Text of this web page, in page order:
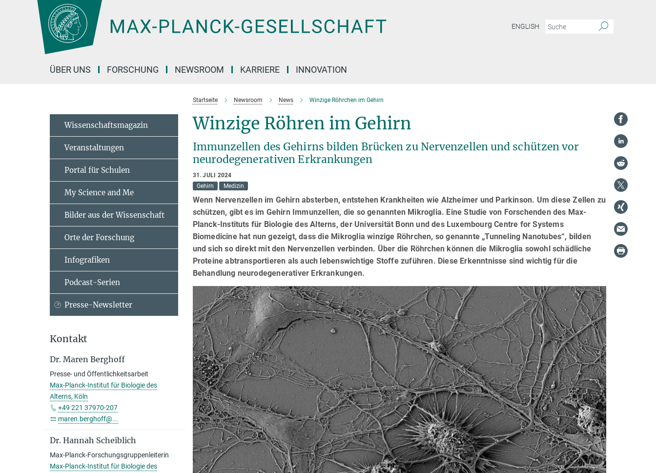
Hauptinhalt
ENGLISH
ÜBER UNS FORSCHUNG NEWSROOM KARRIERE INNOVATION
Startseite Newsroom News Winzige Röhrchen im Gehirn
Winzige Röhren im Gehirn
Immunzellen des Gehirns bilden Brücken zu Nervenzellen und schützen vor
neurodegenerativen Erkrankungen
31. JULI 2024
Gehirn
Medizin
Wenn Nervenzellen im Gehirn absterben, entstehen Krankheiten wie Alzheimer und Parkinson. Um diese Zellen zu
schützen, gibt es im Gehirn Immunzellen, die so genannten Mikroglia. Eine Studie von Forschenden des Max-
Planck-Instituts für Biologie des Alterns, der Universität Bonn und des Luxembourg Centre for Systems
Biomedicine hat nun gezeigt, dass die Mikroglia winzige Röhrchen, so genannte „Tunneling Nanotubes“, bilden
und sich so direkt mit den Nervenzellen verbinden. Über die Röhrchen können die Mikroglia sowohl schädliche
Proteine abtransportieren als auch lebenswichtige Stoffe zuführen. Diese Erkenntnisse sind wichtig für die
Behandlung neurodegenerativer Erkrankungen.
Wissenschaftsmagazin
Veranstaltungen
Portal für Schulen
My Science and Me
Bilder aus der Wissenschaft
Orte der Forschung
Infografiken
Podcast-Serien
Presse-Newsletter
Kontakt
Dr. Maren Berghoff
Presse- und Öffentlichkeitsarbeit
Max-Planck-Institut für Biologie des
Alterns, Köln
+49 221 37970-207
maren.berghoff@...
Dr. Hannah Scheiblich
Max-Planck-Forschungsgruppenleiterin
Max-Planck-Institut für Biologie des